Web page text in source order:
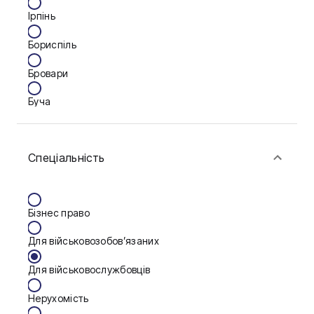
Ірпінь
Бориспіль
Бровари
Буча
Васильків
Дніпро
Запоріжжя
Калуш
Кам'янське
Спеціальність
Бізнес право
Для військовозобов’язаних
Для військовослужбовців
Нерухомість